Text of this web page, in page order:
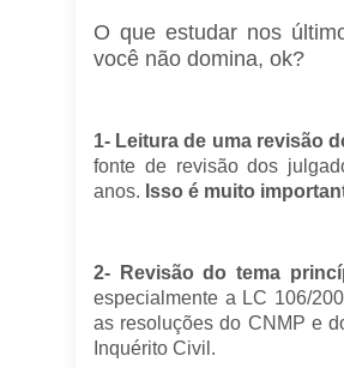
O que estudar nos
você não domina, ok?
1- Leitura de uma revisão
fonte de revisão dos
anos. Isso é muito
2- Revisão do tema
especialmente a LC 106/
as resoluções do CNMP e
Inquérito Civil.